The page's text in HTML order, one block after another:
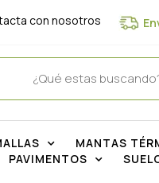
con nosotros
MANTAS
PAVIMENTOS